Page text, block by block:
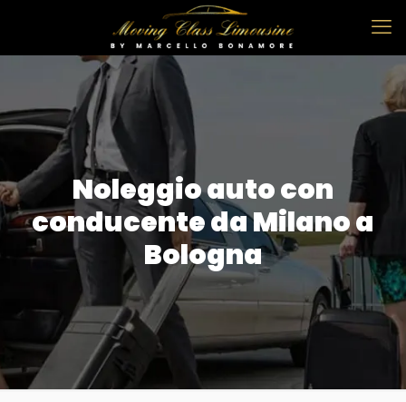
Noleggio auto con
conducente da Milano a
Bologna